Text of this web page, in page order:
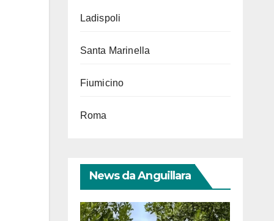
Ladispoli
Santa Marinella
Fiumicino
Roma
News da Anguillara